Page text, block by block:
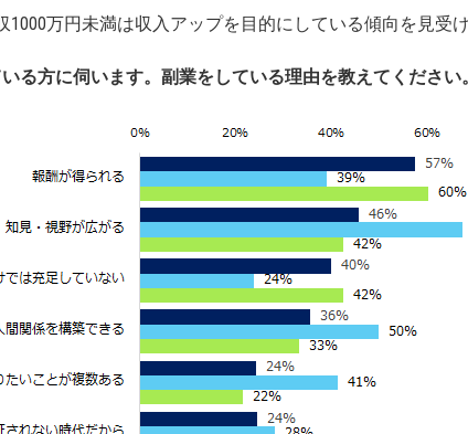
万円未満は収入アップを目的にしている傾向を見受け
る方に伺います。副業をしている理由を教えてください